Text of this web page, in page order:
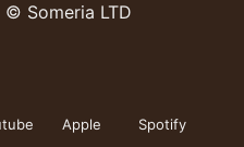
Someria LTD
Apple Spotify